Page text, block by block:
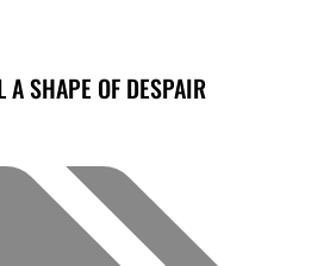
A SHAPE OF DESPAIR